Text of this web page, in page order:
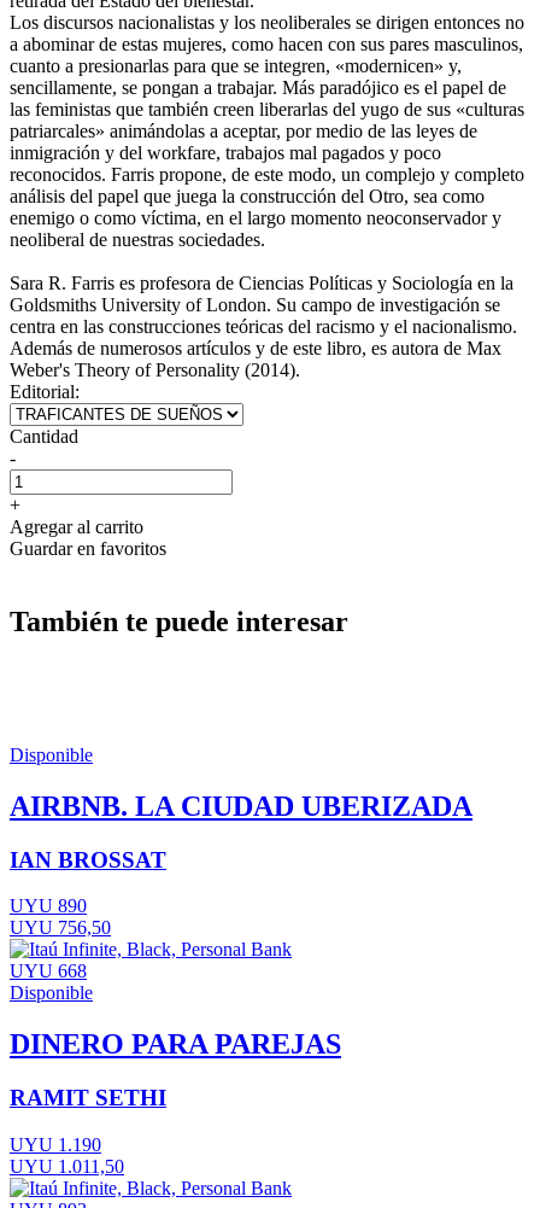
Los discursos nacionalistas y los neoliberales se dirigen entonces no
a abominar de estas mujeres, como hacen con sus pares masculinos,
cuanto a presionarlas para que se integren, «modernicen» y,
sencillamente, se pongan a trabajar. Más paradójico es el papel de
las feministas que también creen liberarlas del yugo de sus «culturas
patriarcales» animándolas a aceptar, por medio de las leyes de
inmigración y del workfare, trabajos mal pagados y poco
reconocidos. Farris propone, de este modo, un complejo y completo
análisis del papel que juega la construcción del Otro, sea como
enemigo o como víctima, en el largo momento neoconservador y
neoliberal de nuestras sociedades.
Sara R. Farris es profesora de Ciencias Políticas y Sociología en la
Goldsmiths University of London. Su campo de investigación se
centra en las construcciones teóricas del racismo y el nacionalismo.
Además de numerosos artículos y de este libro, es autora de Max
Weber's Theory of Personality (2014).
Editorial:
Cantidad
-
+
Agregar al carrito
Guardar en favoritos
También te puede interesar
Disponible
AIRBNB. LA CIUDAD UBERIZADA
IAN BROSSAT
UYU 890
UYU 756,50
UYU 668
Disponible
DINERO PARA PAREJAS
RAMIT SETHI
UYU 1.190
UYU 1.011,50